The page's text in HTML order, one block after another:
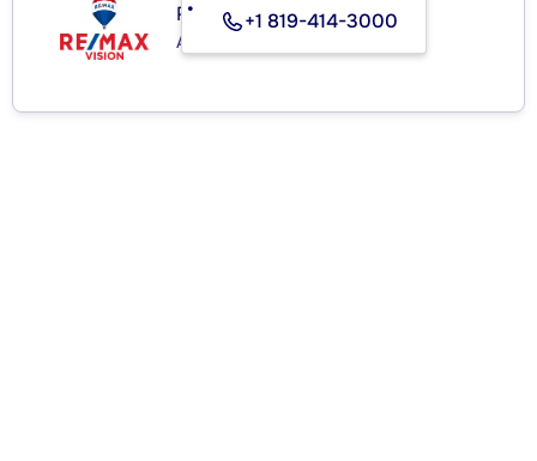
+1 819-414-3000
RE/MAX VISION
Agence immobilière